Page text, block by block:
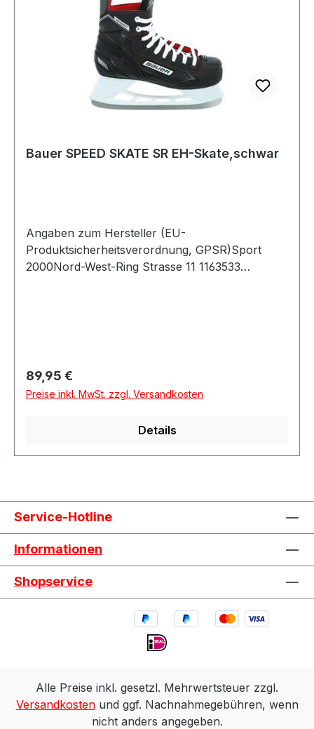
Bauer SPEED SKATE SR EH-Skate,schwar
Angaben zum Hersteller (EU-
Produktsicherheitsverordnung, GPSR)Sport
2000Nord-West-Ring Strasse 11 1163533
Regulärer Preis:
89,95 €
Preise inkl. MwSt. zzgl. Versandkosten
Details
Service-Hotline
Informationen
Shopservice
Alle Preise inkl. gesetzl. Mehrwertsteuer zzgl.
Versandkostenund ggf. Nachnahmegebühren, wenn
nicht anders angegeben.